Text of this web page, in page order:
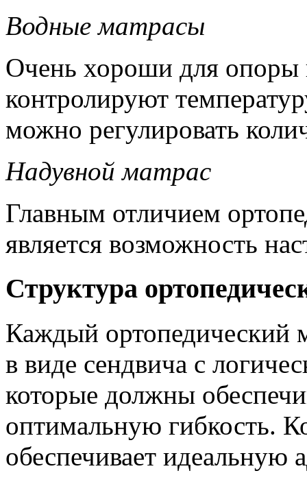
Водные матрасы
Очень хороши для опоры
контролируют
можно регулировать
Надувной матрас
Главным отличием
является возможность
Структура
Каждый ортопедический
в виде сендвича с
которые должны
оптимальную гибкость.
обеспечивает идеальную